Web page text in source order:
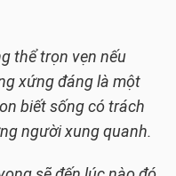
thể trọn vẹn nếu
xứng đáng là một
biết sống có trách
người xung quanh.